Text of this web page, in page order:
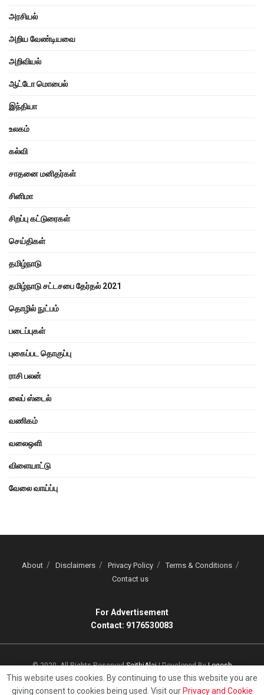
அரசியல்
அறிய வேண்டியவை
அறிவியல்
ஆட்டோ மொபைல்
இந்தியா
உலகம்
கல்வி
சாதனை மனிதர்கள்
சினிமா
சிறப்பு கட்டுரைகள்
செய்திகள்
தமிழ்நாடு
தமிழ்நாடு சட்டசபை தேர்தல் 2021
தொழில் நுட்பம்
படைப்புகள்
புகைப்பட தொகுப்பு
ராசி பலன்
லைப் ஸ்டைல்
வணிகம்
வலைஒளி
விளையாட்டு
வேலை வாய்ப்பு
About Disclaimers Privacy Policy
Terms & Conditions
Contact us
For Advertisement
Contact: 9176530083
© 2020, All Rights ReservedSeithiAlai| Developed ByLogesh
This website uses cookies. By continuing to use this website you are
giving consent to cookies being used. Visit our Privacy and Cookie